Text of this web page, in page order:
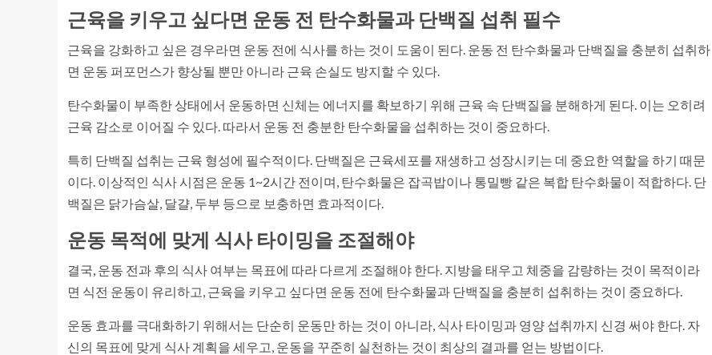
근육을 키우고 싶다면 운동 전 탄수화물과 단백질 섭취 필수
근육을 강화하고 싶은 경우라면 운동 전에 식사를 하는 것이 도움이 된다. 운동 전 탄수화물과 단백질을 충분히 섭취하
면 운동 퍼포먼스가 향상될 뿐만 아니라 근육 손실도 방지할 수 있다.
탄수화물이 부족한 상태에서 운동하면 신체는 에너지를 확보하기 위해 근육 속 단백질을 분해하게 된다. 이는 오히려
근육 감소로 이어질 수 있다. 따라서 운동 전 충분한 탄수화물을 섭취하는 것이 중요하다.
특히 단백질 섭취는 근육 형성에 필수적이다. 단백질은 근육세포를 재생하고 성장시키는 데 중요한 역할을 하기 때문
이다. 이상적인 식사 시점은 운동 1~2시간 전이며, 탄수화물은 잡곡밥이나 통밀빵 같은 복합 탄수화물이 적합하다. 단
백질은 닭가슴살, 달걀, 두부 등으로 보충하면 효과적이다.
운동 목적에 맞게 식사 타이밍을 조절해야
결국, 운동 전과 후의 식사 여부는 목표에 따라 다르게 조절해야 한다. 지방을 태우고 체중을 감량하는 것이 목적이라
면 식전 운동이 유리하고, 근육을 키우고 싶다면 운동 전에 탄수화물과 단백질을 충분히 섭취하는 것이 중요하다.
운동 효과를 극대화하기 위해서는 단순히 운동만 하는 것이 아니라, 식사 타이밍과 영양 섭취까지 신경 써야 한다. 자
신의 목표에 맞게 식사 계획을 세우고, 운동을 꾸준히 실천하는 것이 최상의 결과를 얻는 방법이다.